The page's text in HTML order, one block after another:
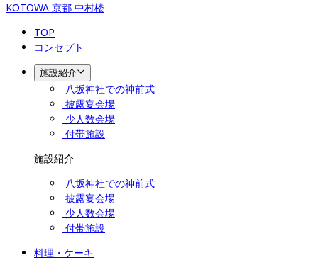
KOTOWA 京都 中村楼
TOP
コンセプト
施設紹介
八坂神社での神前式
披露宴会場
少人数会場
付帯施設
施設紹介
八坂神社での神前式
披露宴会場
少人数会場
付帯施設
料理・ケーキ